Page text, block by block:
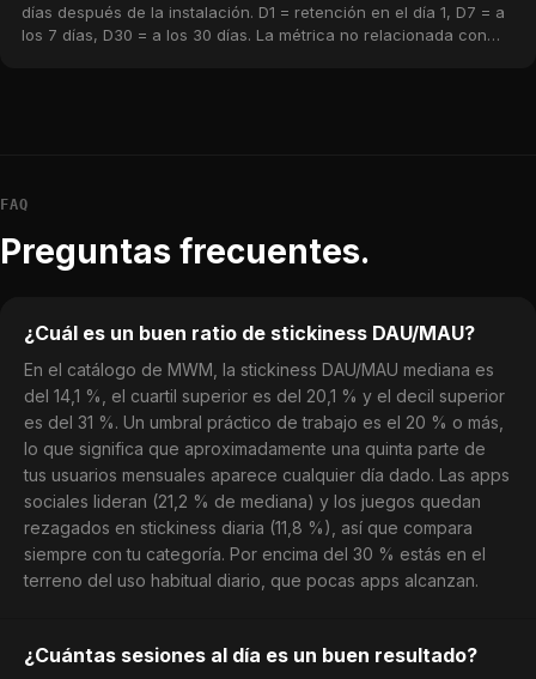
días después de la instalación. D1 = retención en el día 1, D7 = a
los 7 días, D30 = a los 30 días. La métrica no relacionada con
FAQ
Preguntas frecuentes.
¿Cuál es un buen ratio de stickiness DAU/MAU?
En el catálogo de MWM, la stickiness DAU/MAU mediana es
del 14,1 %, el cuartil superior es del 20,1 % y el decil superior
es del 31 %. Un umbral práctico de trabajo es el 20 % o más,
lo que significa que aproximadamente una quinta parte de
tus usuarios mensuales aparece cualquier día dado. Las apps
sociales lideran (21,2 % de mediana) y los juegos quedan
rezagados en stickiness diaria (11,8 %), así que compara
siempre con tu categoría. Por encima del 30 % estás en el
terreno del uso habitual diario, que pocas apps alcanzan.
¿Cuántas sesiones al día es un buen resultado?